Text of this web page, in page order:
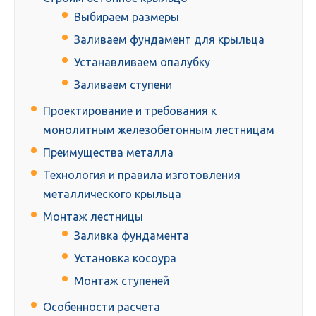
Выбираем размеры
Заливаем фундамент для крыльца
Устанавливаем опалубку
Заливаем ступени
Проектирование и требования к
монолитным железобетонным лестницам
Преимущества металла
Технология и правила изготовления
металлического крыльца
Монтаж лестницы
Заливка фундамента
Установка косоура
Монтаж ступеней
Особенности расчета